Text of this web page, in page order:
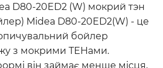
D80-20ED2 (W) мокрий тэн
Midea D80-20ED2(W) - це
бойлер
з мокрими ТЕНами.
він займає менше місця,